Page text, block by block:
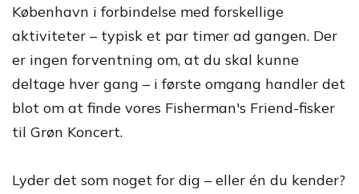
København i forbindelse med forskellige
aktiviteter – typisk et par timer ad gangen. Der
er ingen forventning om, at du skal kunne
deltage hver gang – i første omgang handler det
blot om at finde vores Fisherman's Friend-fisker
til Grøn Koncert.
Lyder det som noget for dig – eller én du kender?